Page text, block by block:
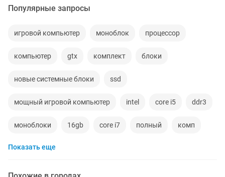
Популярные запросы
игровой компьютер моноблок процессор
компьютер gtx комплект блоки
новые системные блоки ssd
мощный игровой компьютер intel core i5 ddr3
моноблоки 16gb core i7 полный комп
игровой пк
Показать еще